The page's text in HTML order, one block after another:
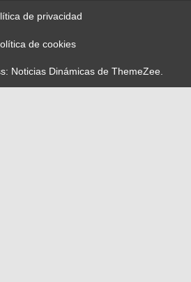
de privacidad
de cookies
Noticias Dinámicas de ThemeZee.